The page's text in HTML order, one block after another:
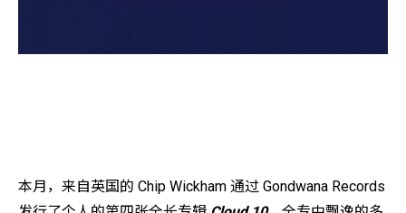
本月，来自英国的 Chip Wickham 通过 Gondwana Records